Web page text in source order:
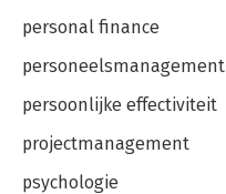
personal finance
personeelsmanagement
persoonlijke effectiviteit
projectmanagement
psychologie